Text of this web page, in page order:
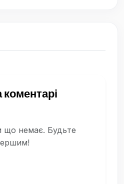
коментарі
що немає. Будьте